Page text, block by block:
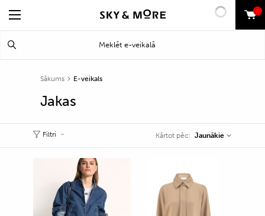
0
Sākums E-veikals
Jakas
Filtri Kārtot pēc: Jaunākie